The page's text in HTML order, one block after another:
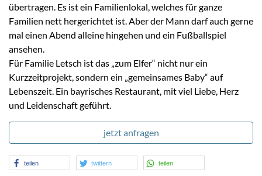
übertragen. Es ist ein Familienlokal, welches für ganze
Familien nett hergerichtet ist. Aber der Mann darf auch gerne
mal einen Abend alleine hingehen und ein Fußballspiel
ansehen.
Für Familie Letsch ist das „zum Elfer“ nicht nur ein
Kurzzeitprojekt, sondern ein „gemeinsames Baby“ auf
Lebenszeit. Ein bayrisches Restaurant, mit viel Liebe, Herz
und Leidenschaft geführt.
jetzt anfragen
teilen twittern teilen